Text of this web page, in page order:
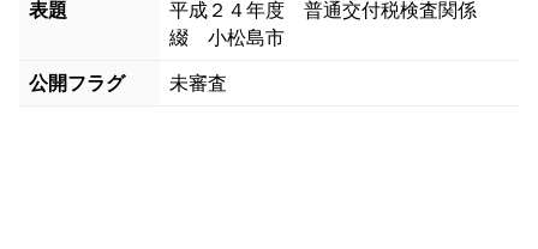
表題
平成２４年度 普通交付税検査関係
綴 小松島市
公開フラグ
未審査